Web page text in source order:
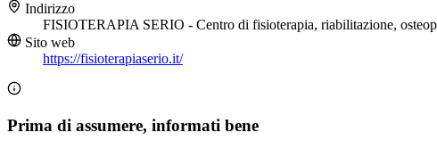
Indirizzo
FISIOTERAPIA SERIO - Centro di fisioterapia, riabilitazione,
Sito web
https://fisioterapiaserio.it/
Prima di assumere, informati bene